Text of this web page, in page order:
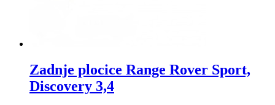
Zadnje plocice Range Rover Sport,
Discovery 3,4